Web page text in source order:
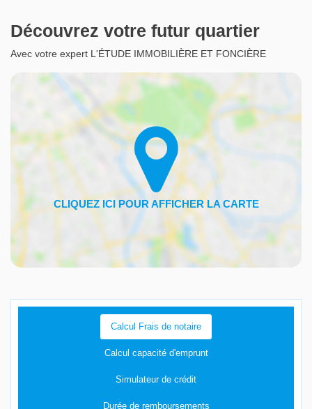
Découvrez votre futur quartier
Avec votre expert L'ÉTUDE IMMOBILIÈRE ET FONCIÈRE
Calcul Frais de notaire
Calcul capacité d'emprunt
Simulateur de crédit
Durée de remboursements